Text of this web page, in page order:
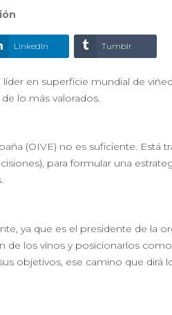
LinkedIn Tumblr
en superficie mundial de
lo más valorados.
(OIVE) no es suficiente. Está
para formular una
ya que es el presidente de la
de los vinos y posicionarlos
objetivos, ese camino que dirá